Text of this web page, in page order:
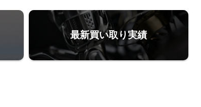
最新買い取り実績